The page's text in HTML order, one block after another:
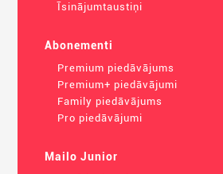
Īsinājumtaustiņi
Abonementi
Premium piedāvājums
Premium+ piedāvājumi
Family piedāvājums
Pro piedāvājumi
Mailo Junior